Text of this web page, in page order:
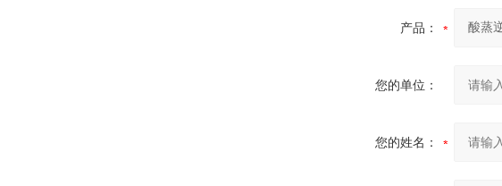
产品：
您的单位：
您的姓名：